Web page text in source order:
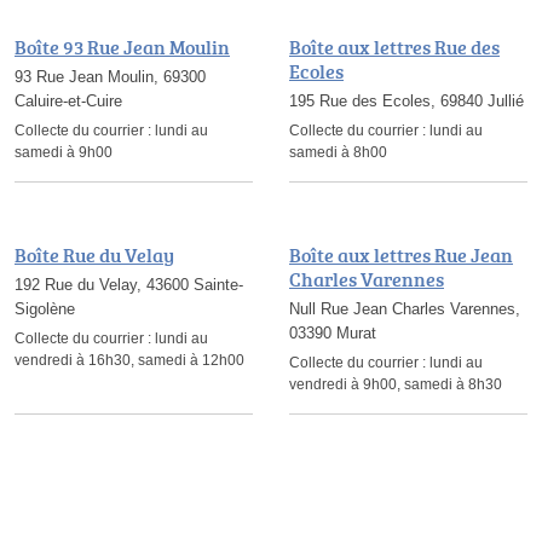
Boîte 93 Rue Jean Moulin
93 Rue Jean Moulin, 69300
Caluire-et-Cuire
Collecte du courrier : lundi au
samedi à 9h00
Boîte aux lettres Rue des
Ecoles
195 Rue des Ecoles, 69840 Jullié
Collecte du courrier : lundi au
samedi à 8h00
Boîte Rue du Velay
192 Rue du Velay, 43600 Sainte-
Sigolène
Collecte du courrier : lundi au
vendredi à 16h30, samedi à 12h00
Boîte aux lettres Rue Jean
Charles Varennes
Null Rue Jean Charles Varennes,
03390 Murat
Collecte du courrier : lundi au
vendredi à 9h00, samedi à 8h30